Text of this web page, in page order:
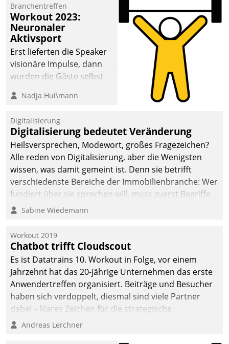
Mammutprojekte
meistern und Workloads
wuppen – bei zunehmend
anspruchsvollen
Aufgaben und
abnehmendem
Branchentreffen
Workout 2023:
Neuronaler
Aktivsport
Erst lieferten die Speaker
visionäre Impulse, dann
wurden die Gäste selbst
methodisch
Quartier. Dazwischen
zeigte Datatrain, was es
Neues zu bieten hat.
Nadja Hußmann
Digitalisierung
Digitalisierung bedeutet Veränderung
Heilsversprechen, Modewort, großes Fragezeichen?
Alle reden von Digitalisierung, aber die Wenigsten
wissen, was damit gemeint ist. Denn sie betrifft
verschiedenste Bereiche der Immobilienbranche: Wer
fundiert über sie sprechen will, muss zuerst Begriffe
klären. Ein Aspekt ist die betriebliche Optimierung:
Einsparungen durch optimierte und automatisierte
Prozesse. Doch man darf nicht zu viel erwarten: Allein
mit der Einführung einer neuen Software ist es nicht
getan. Die Digitalisierung erfordert von Unternehmen
die Bereitschaft, sich zu überprüfen, zu hinterfragen
und zu verändern.
Sabine Wiedemann
Workout 2019
Chatbot trifft Cloudscout
Es ist Datatrains 10. Workout in Folge, vor einem
Jahrzehnt hat das 20-jährige Unternehmen das erste
Anwendertreffen organisiert. Beiträge und Besucher
haben sich verdoppelt, diesmal sind viele Partner
dabei – klares Zeichen für die strategische
Fokussierung auf den Kunden.
Andreas Lerchner